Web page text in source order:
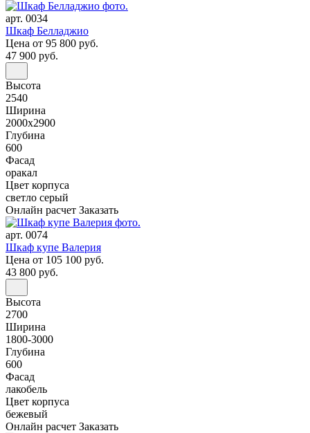
арт. 0034
Шкаф Белладжио
Цена от 95 800 руб.
47 900 руб.
Высота
2540
Ширина
2000x2900
Глубина
600
Фасад
оракал
Цвет корпуса
светло серый
Онлайн расчет Заказать
арт. 0074
Шкаф купе Валерия
Цена от 105 100 руб.
43 800 руб.
Высота
2700
Ширина
1800-3000
Глубина
600
Фасад
лакобель
Цвет корпуса
бежевый
Онлайн расчет Заказать